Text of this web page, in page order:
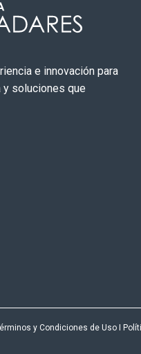
e innovación para
soluciones que
y Condiciones de Uso